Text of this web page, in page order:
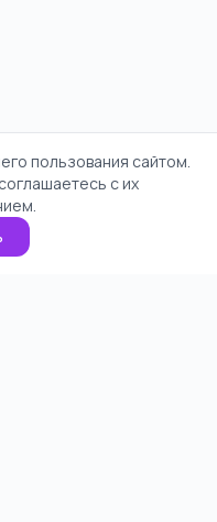
пользования сайтом.
с их